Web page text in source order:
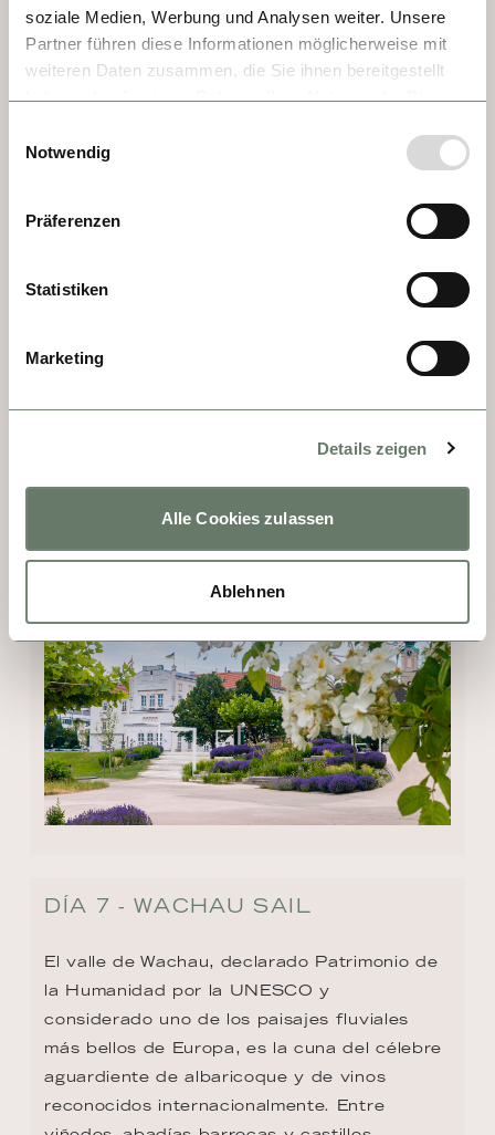
soziale Medien, Werbung und Analysen weiter. Unsere
Partner führen diese Informationen möglicherweise mit
weiteren Daten zusammen, die Sie ihnen bereitgestellt
haben oder die sie im Rahmen Ihrer Nutzung der Dienste
Notwendig
Präferenzen
Statistiken
Marketing
Details zeigen
Alle Cookies zulassen
Ablehnen
Tulln, una de las ciudades más antiguas de
natural y arte. Fundada por los romanos
como Comagena, conserva un encantador
centro histórico, jardines exuberantes y el
Danubio, esta “ciudad de las flores” florece
con elegancia y poesía.
DÍA 7 - WACHAU SAIL
El valle de Wachau, declarado Patrimonio de
la Humanidad por la UNESCO y
considerado uno de los paisajes fluviales
más bellos de Europa, es la cuna del célebre
aguardiente de albaricoque y de vinos
reconocidos internacionalmente. Entre